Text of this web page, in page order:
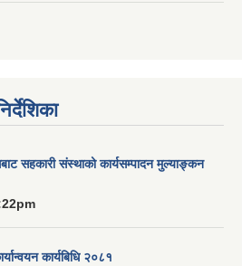
सहकारी संस्थाको कार्यसम्पादन मुल्याङ्कन
कार्यबिधि २०८१